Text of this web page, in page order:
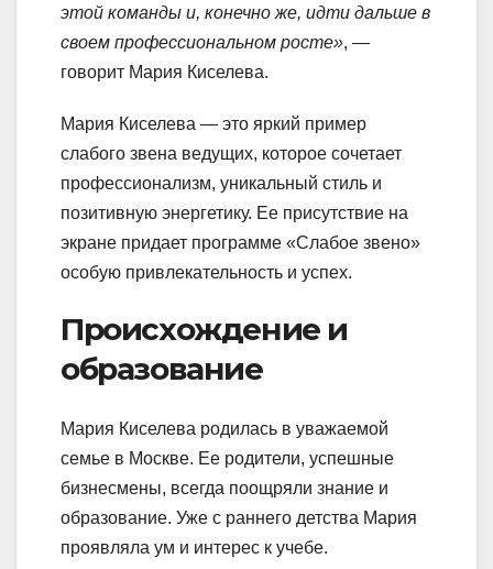
этой команды и, конечно же, идти дальше в
своем профессиональном росте», —
говорит Мария Киселева.
Мария Киселева — это яркий пример
слабого звена ведущих, которое сочетает
профессионализм, уникальный стиль и
позитивную энергетику. Ее присутствие на
экране придает программе «Слабое звено»
особую привлекательность и успех.
Происхождение и
образование
Мария Киселева родилась в уважаемой
семье в Москве. Ее родители, успешные
бизнесмены, всегда поощряли знание и
образование. Уже с раннего детства Мария
проявляла ум и интерес к учебе.